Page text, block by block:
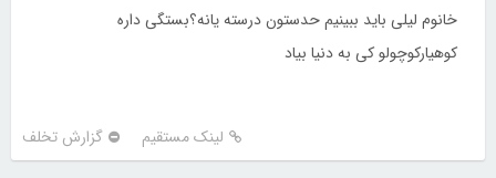
خانوم لیلی باید ببینیم حدستون درسته یانه؟بستگی داره
کوهیارکوچولو کی به دنیا بیاد
لینک مستقیم گزارش تخلف